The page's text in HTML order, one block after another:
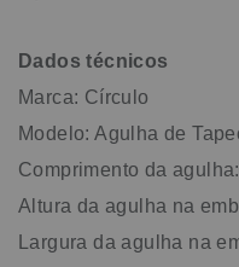
Dados técnicos
Marca: Círculo
Modelo: Agulha de
Comprimento da
Altura da agulha na
Largura da agulha na